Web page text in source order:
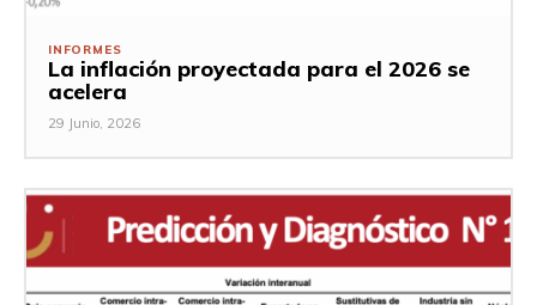
INFORMES
La inflación proyectada para el 2026 se
acelera
29 Junio, 2026